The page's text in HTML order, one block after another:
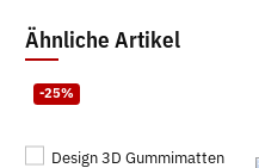
Ähnliche Artikel
-25%